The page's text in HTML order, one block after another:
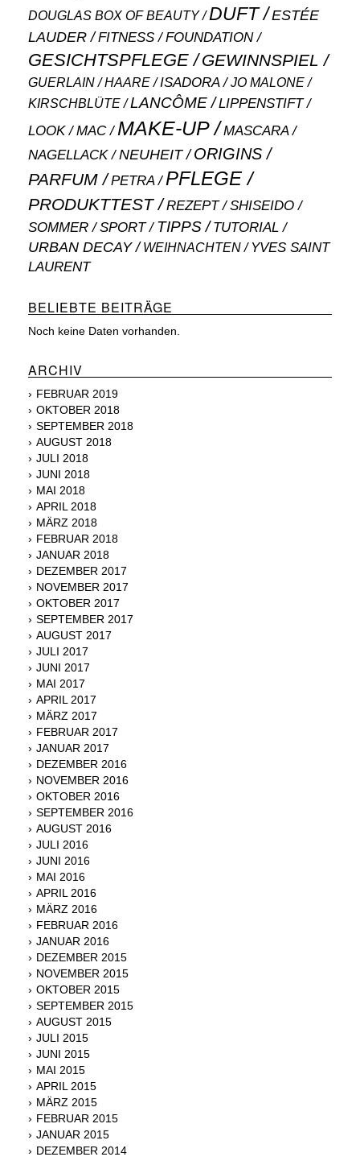
DOUGLAS BOX OF BEAUTY DUFT
ESTÉE
LAUDER
FITNESS FOUNDATION
GESICHTSPFLEGE GEWINNSPIEL
GUERLAIN HAARE ISADORA JO MALONE
KIRSCHBLÜTE LANCÔME LIPPENSTIFT
LOOK MAC MAKE-UP MASCARA
NAGELLACK NEUHEIT ORIGINS
PARFUM PETRA PFLEGE
PRODUKTTEST REZEPT SHISEIDO
SOMMER SPORT TIPPS TUTORIAL
URBAN DECAY WEIHNACHTEN
YVES SAINT
LAURENT
BELIEBTE BEITRÄGE
Noch keine Daten vorhanden.
ARCHIV
FEBRUAR 2019
OKTOBER 2018
SEPTEMBER 2018
AUGUST 2018
JULI 2018
JUNI 2018
MAI 2018
APRIL 2018
MÄRZ 2018
FEBRUAR 2018
JANUAR 2018
DEZEMBER 2017
NOVEMBER 2017
OKTOBER 2017
SEPTEMBER 2017
AUGUST 2017
JULI 2017
JUNI 2017
MAI 2017
APRIL 2017
MÄRZ 2017
FEBRUAR 2017
JANUAR 2017
DEZEMBER 2016
NOVEMBER 2016
OKTOBER 2016
SEPTEMBER 2016
AUGUST 2016
JULI 2016
JUNI 2016
MAI 2016
APRIL 2016
MÄRZ 2016
FEBRUAR 2016
JANUAR 2016
DEZEMBER 2015
NOVEMBER 2015
OKTOBER 2015
SEPTEMBER 2015
AUGUST 2015
JULI 2015
JUNI 2015
MAI 2015
APRIL 2015
MÄRZ 2015
FEBRUAR 2015
JANUAR 2015
DEZEMBER 2014